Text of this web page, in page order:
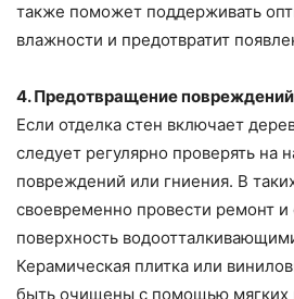
также поможет поддерживать
влажности и предотвратит
4. Предотвращение повреждений
Если отделка стен включает
следует регулярно проверять на
повреждений или гниения. В
своевременно провести ремонт и
поверхность
Керамическая плитка или
быть очищены с помощью мягких